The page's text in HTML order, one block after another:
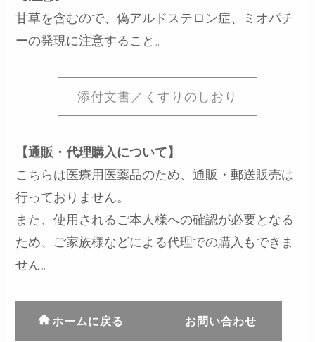
甘草を含むので、偽アルドステロン症、ミオパチ
ーの発現に注意すること。
添付文書／くすりのしおり
【通販・代理購入について】
こちらは医療用医薬品のため、通販・郵送販売は
行っておりません。
また、使用されるご本人様への確認が必要となる
ため、ご家族様などによる代理での購入もできま
せん。
ホームに戻る お問い合わせ